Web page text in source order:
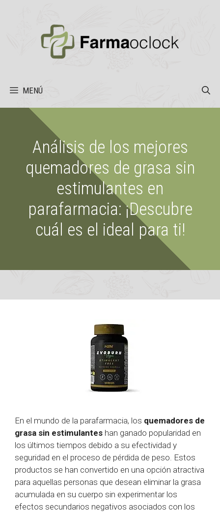
MENÚ
Análisis de los mejores
quemadores de grasa sin
estimulantes en
parafarmacia: ¡Descubre
cuál es el ideal para ti!
En el mundo de la parafarmacia, los quemadores de
grasa sin estimulantes han ganado popularidad en
los últimos tiempos debido a su efectividad y
seguridad en el proceso de pérdida de peso. Estos
productos se han convertido en una opción atractiva
para aquellas personas que desean eliminar la grasa
acumulada en su cuerpo sin experimentar los
efectos secundarios negativos asociados con los